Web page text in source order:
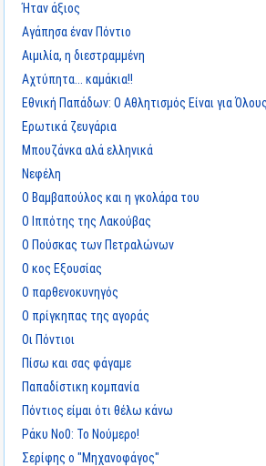
Ήταν άξιος
Αγάπησα έναν Πόντιο
Αιμιλία, η διεστραμμένη
Αχτύπητα... καμάκια!!
Εθνική Παπάδων: Ο Αθλητισμός Είναι για
Ερωτικά ζευγάρια
Μπουζάνκα αλά ελληνικά
Νεφέλη
Ο Βαμβαπούλος και η γκολάρα του
Ο Ιππότης της Λακούβας
Ο Πούσκας των Πετραλώνων
Ο κος Εξουσίας
Ο παρθενοκυνηγός
Ο πρίγκηπας της αγοράς
Οι Πόντιοι
Πίσω και σας φάγαμε
Παπαδίστικη κομπανία
Πόντιος είμαι ότι θέλω κάνω
Ράκυ Νο0: Το Νούμερο!
Σερίφης ο "Μηχανοφάγος"